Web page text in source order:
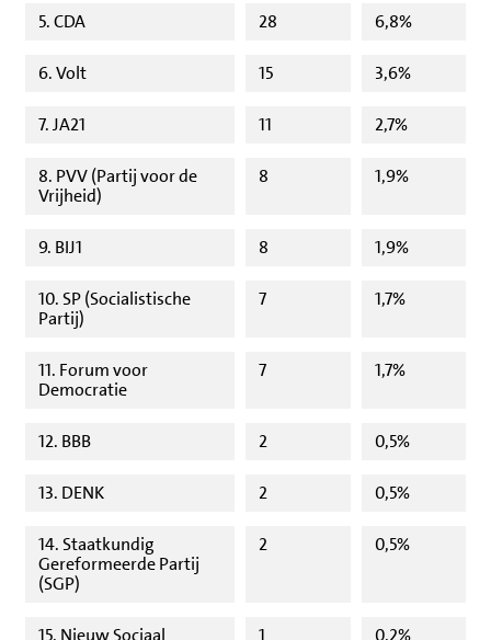
5. CDA 28 6,8%
6. Volt 15 3,6%
7. JA21 11 2,7%
8. PVV (Partij voor de
Vrijheid)
8 1,9%
9. BIJ1 8 1,9%
10. SP (Socialistische
Partij)
7 1,7%
11. Forum voor
Democratie
7 1,7%
12. BBB 2 0,5%
13. DENK 2 0,5%
14. Staatkundig
Gereformeerde Partij
(SGP)
2 0,5%